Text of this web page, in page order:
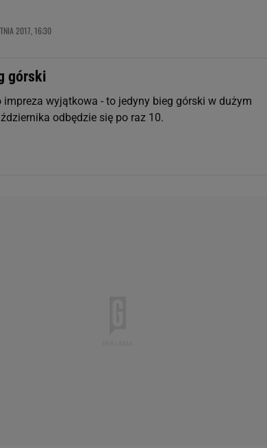
2017, 16:30
górski
impreza wyjątkowa - to jedyny bieg górski w dużym
odbędzie się po raz 10.